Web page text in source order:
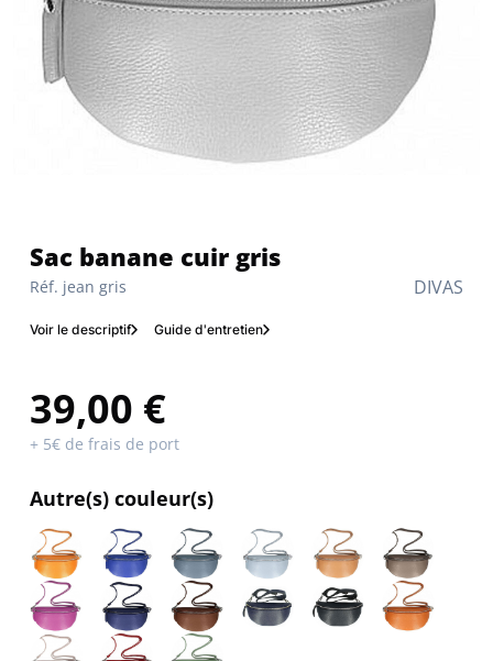
DIVAS
Réf. jean gris
Sac banane cuir gris
Voir le descriptif Guide d'entretien
39,00 €
+ 5€ de frais de port
Autre(s) couleur(s)